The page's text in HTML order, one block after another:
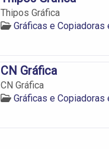
Thipos Gráfica
Gráficas e Copiadoras
CN Gráfica
CN Gráfica
Gráficas e Copiadoras